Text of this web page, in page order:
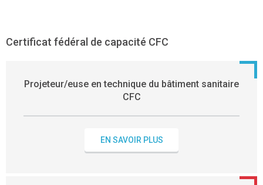
Certificat fédéral de capacité CFC
Projeteur/euse en technique du bâtiment sanitaire
CFC
EN SAVOIR PLUS